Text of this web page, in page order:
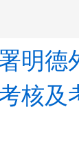
明德
核及